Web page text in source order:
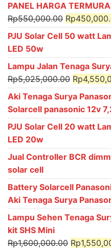
PANEL HARGA
Rp550,000.00 Original
price
Rp
PJU Solar Cell 50 watt
LED 50w
Lampu Jalan Tenaga
Rp5,025,000.00 Original
price
was:
Rp
Aki Tenaga Surya
Solarcell panasonic 12v
PJU Solar Cell 20 watt
LED 20w
Jual Controller BCR
solar cell
Battery Solarcell
Aki Tenaga Surya
Lampu Sehen Tenaga
kit SHS Mini
Rp1,600,000.00 Original
Rp